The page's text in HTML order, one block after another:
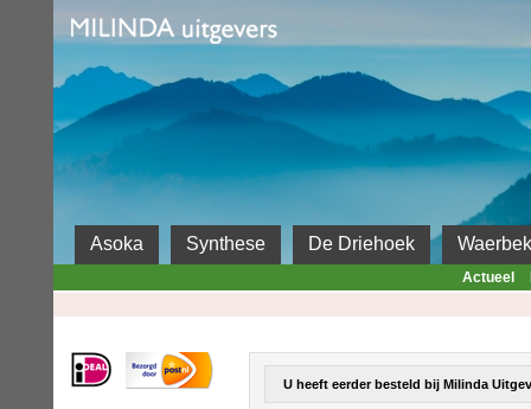
Milinda
Asoka Synthese De Driehoek
Actueel
U heeft eerder besteld bij Milinda